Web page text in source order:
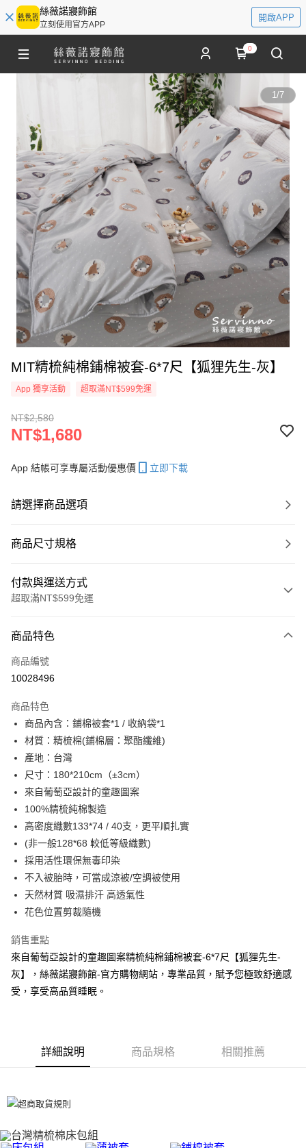
絲薇諾寢飾館
立刻使用官方APP
開啟APP
0
1/7
MIT精梳純棉鋪棉被套-6*7尺【狐狸先生-灰】
App 獨享活動 超取滿NT$599免運
NT$2,580
NT$1,680
App 結帳可享專屬活動優惠價 立即下載
請選擇商品選項
商品尺寸規格
付款與運送方式
超取滿NT$599免運
信用卡一次付款
超商取貨付款
Apple Pay
街口支付
悠遊付
全盈+PAY
ATM付款
運送方式
全家取貨付款
每筆NT$60，滿NT$599(含以上)免運費
每筆NT$60
付款後全家取貨
離島7-11取貨付款
付款後7-11取貨
宅配(包含郵寄包裹/大型物件運費另計)
商品特色
商品編號
10028496
商品特色
商品內含：鋪棉被套*1 / 收納袋*1
材質：精梳棉(鋪棉層：聚酯纖維)
產地：台灣
尺寸：180*210cm（±3cm）
來自葡萄亞設計的童趣圖案
100%精梳純棉製造
高密度織數133*74 / 40支，更平順扎實
(非一般128*68 較低等級織數)
採用活性環保無毒印染
不入被胎時，可當成涼被/空調被使用
天然材質 吸濕排汗 高透氣性
花色位置剪裁隨機
銷售重點
來自葡萄亞設計的童趣圖案精梳純棉鋪棉被套-6*7尺【狐狸先生-
灰】，絲薇諾寢飾館-官方購物網站，專業品質，賦予您極致舒適感
受，享受高品質睡眠。
詳細說明 商品規格 相關推薦